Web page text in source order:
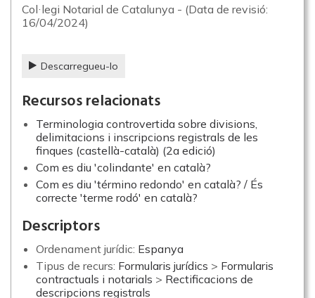
Col·legi Notarial de Catalunya - (Data de revisió:
16/04/2024)
Descarregueu-lo
Recursos relacionats
Terminologia controvertida sobre divisions,
delimitacions i inscripcions registrals de les
finques (castellà-català) (2a edició)
Com es diu 'colindante' en català?
Com es diu 'término redondo' en català? / És
correcte 'terme rodó' en català?
Descriptors
Ordenament jurídic: Espanya
Tipus de recurs: Formularis jurídics > Formularis
contractuals i notarials > Rectificacions de
descripcions registrals